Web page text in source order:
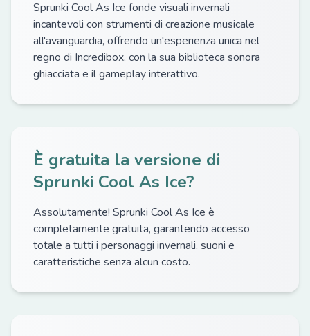
Sprunki Cool As Ice fonde visuali invernali
incantevoli con strumenti di creazione musicale
all'avanguardia, offrendo un'esperienza unica nel
regno di Incredibox, con la sua biblioteca sonora
ghiacciata e il gameplay interattivo.
È gratuita la versione di
Sprunki Cool As Ice?
Assolutamente! Sprunki Cool As Ice è
completamente gratuita, garantendo accesso
totale a tutti i personaggi invernali, suoni e
caratteristiche senza alcun costo.